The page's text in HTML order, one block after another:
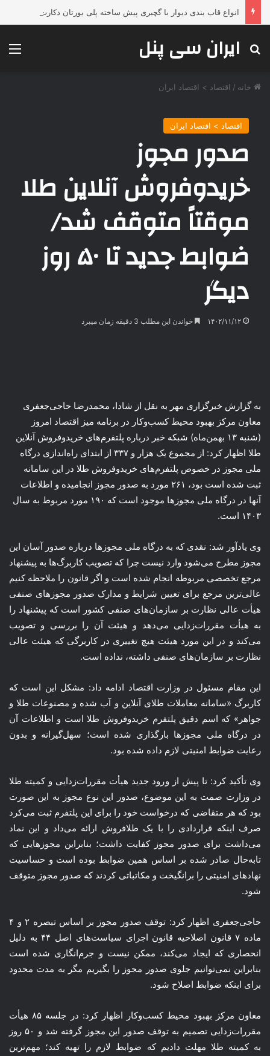
ایران سی پنل
جستجو برای
خانه / اقتصاد > اقتصاد ایران
اقتصاد > اقتصاد ایران
صدور مجوز
خریدوفروش آنلاین طلا
موقتاً متوقف شد/
ضوابط جدید تا ۵۰ روز
دیگر
۱۴۰۲/۱۱/۱۲ خواندن این مطلب 3 دقیقه زمان میبرد
به گزارش خبرگزاری مهر به نقل از شادا، محمدرضا حاجی‌جعفری
معاون مرکز بهبود محیط کسب‌وکار در برنامه میز اقتصاد امروز
(شنبه ۱۳ بهمن‌ماه) شبکه خبر درباره پلتفرم‌های خریدوفروش آنلاین
طلا اظهار کرد: از مجموع یک هزار و ۳۳۷ از ابتدای راه‌اندازی درگاه
ملی مجوز در خصوص پلتفرم‌های خریدوفروش طلا در این سامانه
ثبت شده است بود، ۲۶۱ مورد به صدور مجوز انجامیده و اطلاعات
آنها در درگاه ملی مجوزها موجود است که ۱۹۰ مورد مربوط به سال
۱۴۰۳ است.
وی یادآور شد: نقدی که به درگاه ملی مجوزها درباره صدور آسان این
مجوز مطرح می‌شود وارد نیست چرا که تصویب کاربرگ‌ها به پیشنهاد
مرجع تخصصی مربوطه انجام شده است و اگر قانون را ملاحظه کنیم
عالی‌ترین مرجع برای تعیین شرایط و مدارک صدور مجوزهای صنفی
هیأت عالی نظارت بر سازمان‌های صنفی کشور است که پیشنهاد را
به هیأت مقررات‌زدایی می‌دهد و هیئت آن را بررسی و تصویب
می‌کند و در این مورد هیئت هیچ تغییری درکاربرگی که هیئت عالی
نظارت بر سازمان‌های صنفی داشته، نداده است.
این مقام مسئول در وزارت اقتصاد ادامه داد: مشکل این است که
کاربرگ «سامانه معاملات طلای آنلاین و آب شده و مصنوعات طلا و
جواهر» که اسم دقیق پلتفرم خریدوفروش طلا است و اطلاعات آن
در درگاه ملی مجوزها بارگذاری شده است؛ سهل‌گیرانه و بدون
رعایت ضوابط امنیتی لازم داده شده بود.
وی تأکید کرد: تا پیش از ورود جدید هیأت مقررات‌زدایی و کمیته طلا
در وزارت صمت به این موضوع، صدور این نوع مجوز به این صورت
بود که هر متقاضی که درخواست خود را برای این پلتفرم ثبت می‌کرد
صرف اینکه قراردادی را با یک طلافروش ارائه می‌داد و این نماد
می‌داشت برای صدور مجوز کفایت داشت؛ بنابراین مجوزهایی که
تابه‌حال صادر شده بر اساس همین ضوابط بوده است و حساسیت
نهادهای امنیتی را برانگیخت و مکاتباتی کردند که صدور مجوز متوقف
شود.
حاجی‌جعفری اظهار کرد: توقف صدور مجوز بر اساس تبصره ۲ و ۴
ماده ۷ قانون اصلاحیه قانون اجرای سیاست‌های اصل ۴۴ به دلیل
انحصاری که ایجاد می‌کند، ممکن نیست و جرم‌انگاری شده است
بنابراین نمی‌توانیم جلوی صدور مجوز را بگیریم مگر به مدت محدود
برای اینکه ضوابط اصلاح شود.
معاون مرکز بهبود محیط کسب‌وکار اظهار کرد: در جلسه ۸۵ هیأت
مقررات‌زدایی تصمیم به توقف صدور این مجوز گرفته شد و ۵۰ روز
به کمیته طلا مهلت دادیم که ضوابط لازم را تهیه کند؛ مهم‌ترین